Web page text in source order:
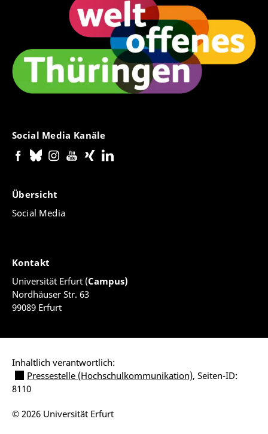
Social Media Kanäle
Übersicht
Social Media
Kontakt
Universität Erfurt (Campus)
Nordhäuser Str. 63
99089 Erfurt
Inhaltlich verantwortlich:
Pressestelle (Hochschulkommunikation), Seiten-ID:
8110
© 2026 Universität Erfurt